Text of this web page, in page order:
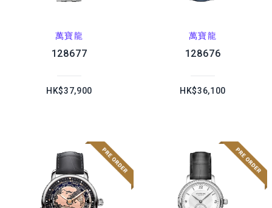
萬寶龍
128677
HK$37,900
萬寶龍
128676
HK$36,100